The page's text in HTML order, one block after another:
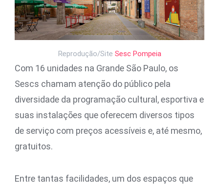
Reprodução/Site Sesc Pompeia
Com 16 unidades na Grande São Paulo, os
Sescs chamam atenção do público pela
diversidade da programação cultural, esportiva e
suas instalações que oferecem diversos tipos
de serviço com preços acessíveis e, até mesmo,
gratuitos.
Entre tantas facilidades, um dos espaços que